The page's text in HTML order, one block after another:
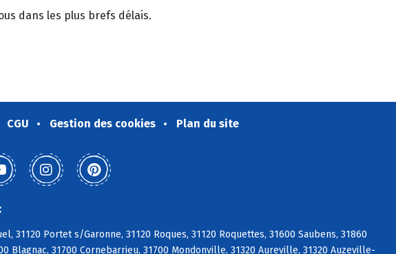
dans les plus brefs délais.
CGU Gestion des cookies Plan du site
31120 Portet s/Garonne, 31120 Roques, 31120 Roquettes, 31600 Saubens, 31860
Blagnac, 31700 Cornebarrieu, 31700 Mondonville, 31320 Aureville, 31320 Auzeville-